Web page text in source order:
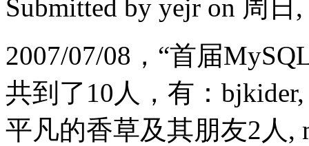
Submitted by yejr on 周日,
2007/07/08，“首届
共到了10人，有：
平凡的香草及其朋友2人,